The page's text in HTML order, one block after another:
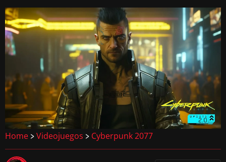
Home > Videojuegos > Cyberpunk 2077